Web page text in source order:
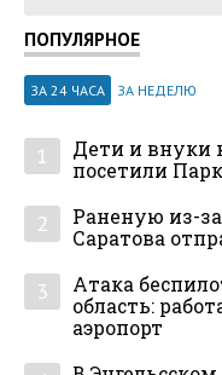
ПОПУЛЯРНОЕ
ЗА 24 ЧАСА ЗА НЕДЕЛЮ
1
Дети и внуки
посетили
2
Раненую из-
Саратова
3
Атака
область:
аэропорт